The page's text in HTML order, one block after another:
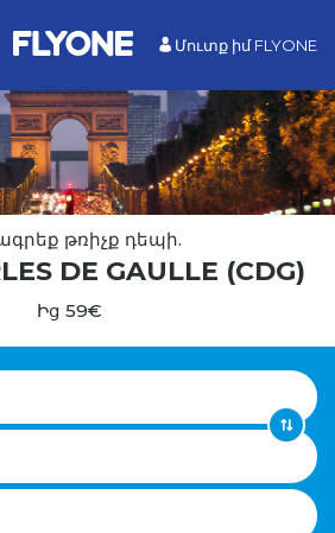
Մուտք իմ FLYONE
թռիչք դեպի.
DE GAULLE (CDG)
Ից 59€